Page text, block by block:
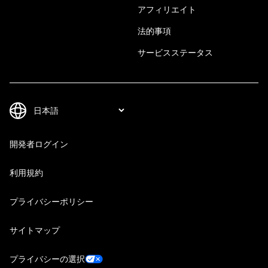
アフィリエイト
法的事項
サービスステータス
開発者ログイン
利用規約
プライバシーポリシー
サイトマップ
プライバシーの選択